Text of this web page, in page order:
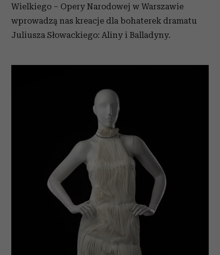
Wielkiego – Opery Narodowej w Warszawie
wprowadzą nas kreacje dla bohaterek dramatu
Juliusza Słowackiego: Aliny i Balladyny.